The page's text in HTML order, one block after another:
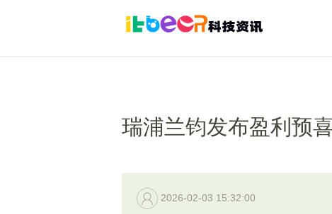
瑞浦兰钧发布盈利预
2026-02-03 15:32:00